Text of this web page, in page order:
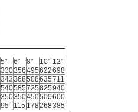
5" 6" 8" 10" 12"
330356495622698
343368508635711
540585725825940
350350450500600
95 115 178268385